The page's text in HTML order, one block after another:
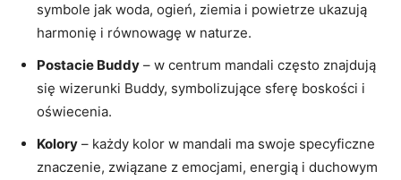
symbole jak woda, ogień, ziemia i powietrze ukazują
harmonię i równowagę w naturze.
Postacie Buddy – w centrum mandali często znajdują
się wizerunki Buddy, symbolizujące sferę boskości i
oświecenia.
Kolory – każdy kolor w mandali ma swoje specyficzne
znaczenie, związane z emocjami, energią i duchowym